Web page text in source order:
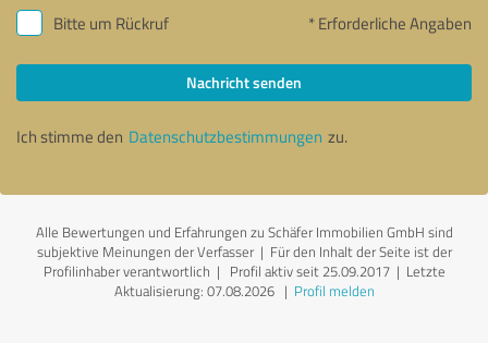
Bitte um Rückruf * Erforderliche Angaben
Nachricht senden
Ich stimme den Datenschutzbestimmungen zu.
Alle Bewertungen und Erfahrungen zu Schäfer Immobilien GmbH sind
subjektive Meinungen der Verfasser | Für den Inhalt der Seite ist der
Profilinhaber verantwortlich | Profil aktiv seit 25.09.2017 | Letzte
Aktualisierung: 07.08.2026| Profil melden